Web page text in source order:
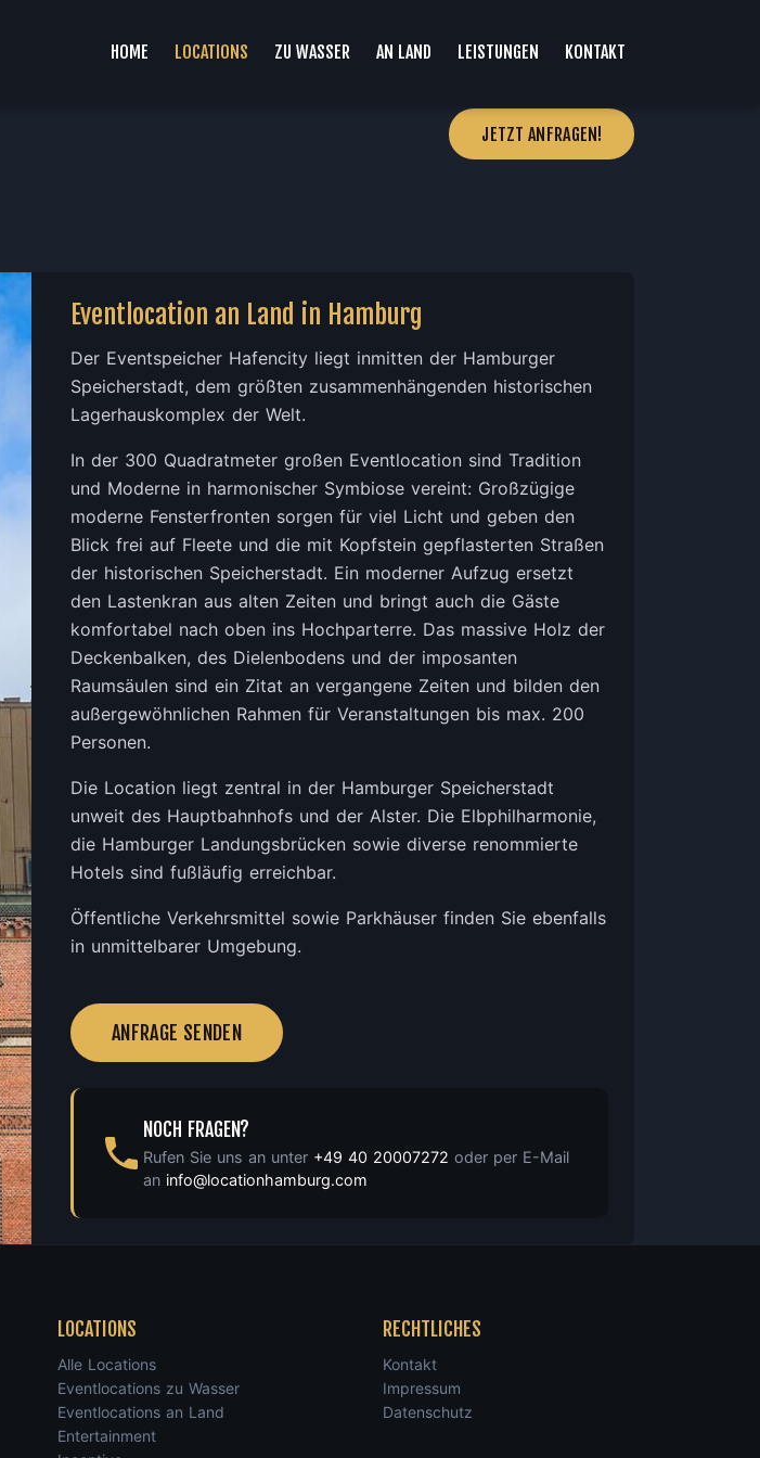
HOME LOCATIONS ZU WASSER AN LAND LEISTUNGEN KONTAKT
JETZT ANFRAGEN!
Eventlocation an Land in Hamburg
Der Eventspeicher Hafencity liegt inmitten der Hamburger
Speicherstadt, dem größten zusammenhängenden historischen
Lagerhauskomplex der Welt.
In der 300 Quadratmeter großen Eventlocation sind Tradition
und Moderne in harmonischer Symbiose vereint: Großzügige
moderne Fensterfronten sorgen für viel Licht und geben den
Blick frei auf Fleete und die mit Kopfstein gepflasterten Straßen
der historischen Speicherstadt. Ein moderner Aufzug ersetzt
den Lastenkran aus alten Zeiten und bringt auch die Gäste
komfortabel nach oben ins Hochparterre. Das massive Holz der
Deckenbalken, des Dielenbodens und der imposanten
Raumsäulen sind ein Zitat an vergangene Zeiten und bilden den
außergewöhnlichen Rahmen für Veranstaltungen bis max. 200
Personen.
Die Location liegt zentral in der Hamburger Speicherstadt
unweit des Hauptbahnhofs und der Alster. Die Elbphilharmonie,
die Hamburger Landungsbrücken sowie diverse renommierte
Hotels sind fußläufig erreichbar.
Öffentliche Verkehrsmittel sowie Parkhäuser finden Sie ebenfalls
in unmittelbarer Umgebung.
ANFRAGE SENDEN
NOCH FRAGEN?
Rufen Sie uns an unter +49 40 20007272 oder per E-Mail
an info@locationhamburg.com
LOCATIONS
Alle Locations
Eventlocations zu Wasser
Eventlocations an Land
Entertainment
RECHTLICHES
Kontakt
Impressum
Datenschutz